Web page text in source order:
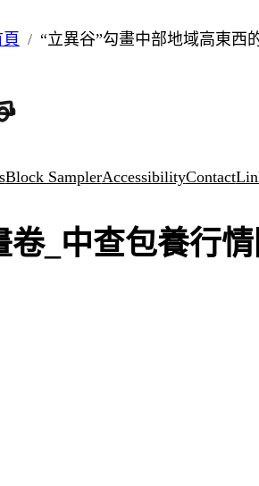
頁 “立異谷”勾畫中部地域高東西
Block SamplerAccessibilityContact
_中查包養行情